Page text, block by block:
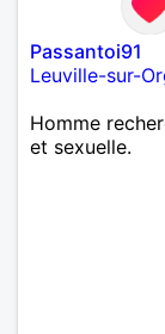
Passantoi91
Leuville-sur-
Homme
et sexuelle.